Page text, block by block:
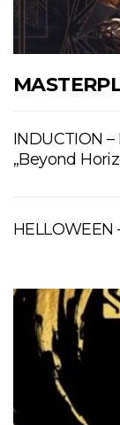
INDUCTION
„Beyond